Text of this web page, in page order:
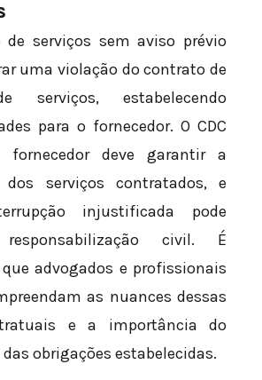
de serviços sem aviso prévio
uma violação do contrato de
serviços, estabelecendo
para o fornecedor. O CDC
fornecedor deve garantir a
dos serviços contratados, e
injustificada pode
civil. É
advogados e profissionais
as nuances dessas
e a importância do
obrigações estabelecidas.